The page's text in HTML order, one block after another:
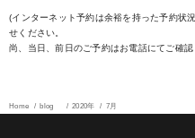
(インターネット予約は余裕を持った予約状
せください。
尚、当日、前日のご予約はお電話にてご確
Home blog 2020年 7月